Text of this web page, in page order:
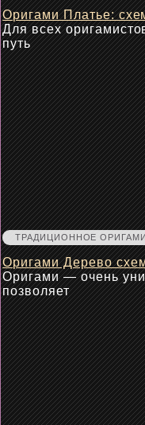
Оригами Платье:
Для всех
путь
ТРАДИЦИОННОЕ ОРИГАМИ
Оригами Дерево
Оригами — очень
позволяет